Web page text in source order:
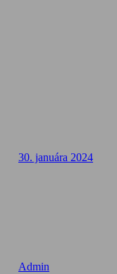
30. januára 2024
Admin